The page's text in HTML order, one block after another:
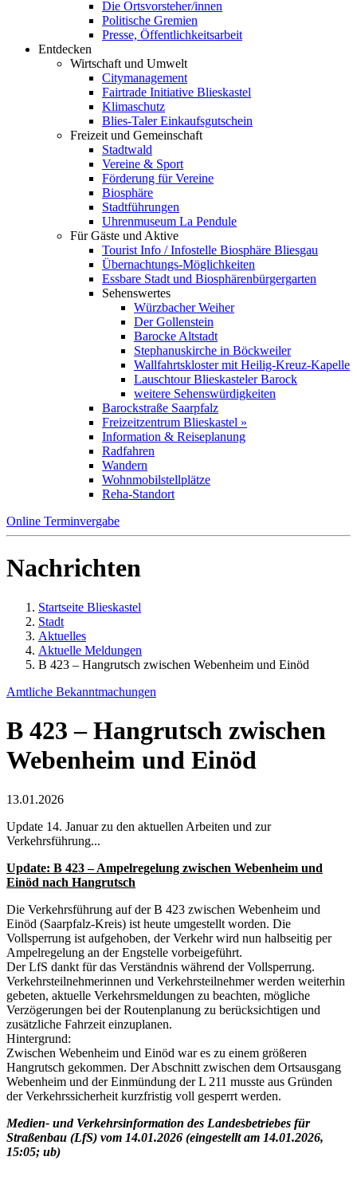
Die Ortsvorsteher/innen
Politische Gremien
Presse, Öffentlichkeitsarbeit
Entdecken
Wirtschaft und Umwelt
Citymanagement
Fairtrade Initiative Blieskastel
Klimaschutz
Blies-Taler Einkaufsgutschein
Freizeit und Gemeinschaft
Stadtwald
Vereine & Sport
Förderung für Vereine
Biosphäre
Stadtführungen
Uhrenmuseum La Pendule
Für Gäste und Aktive
Tourist Info / Infostelle Biosphäre Bliesgau
Übernachtungs-Möglichkeiten
Essbare Stadt und Biosphärenbürgergarten
Sehenswertes
Würzbacher Weiher
Der Gollenstein
Barocke Altstadt
Stephanuskirche in Böckweiler
Wallfahrtskloster mit Heilig-Kreuz-Kapelle
Lauschtour Blieskasteler Barock
weitere Sehenswürdigkeiten
Barockstraße Saarpfalz
Freizeitzentrum Blieskastel »
Information & Reiseplanung
Radfahren
Wandern
Wohnmobilstellplätze
Reha-Standort
Online Terminvergabe
Nachrichten
Startseite Blieskastel
Stadt
Aktuelles
Aktuelle Meldungen
B 423 – Hangrutsch zwischen Webenheim und Einöd
Amtliche Bekanntmachungen
B 423 – Hangrutsch zwischen
Webenheim und Einöd
13.01.2026
Update 14. Januar zu den aktuellen Arbeiten und zur
Verkehrsführung...
Update: B 423 – Ampelregelung zwischen Webenheim und
Einöd nach Hangrutsch
Die Verkehrsführung auf der B 423 zwischen Webenheim und
Einöd (Saarpfalz-Kreis) ist heute umgestellt worden. Die
Vollsperrung ist aufgehoben, der Verkehr wird nun halbseitig per
Ampelregelung an der Engstelle vorbeigeführt.
Der LfS dankt für das Verständnis während der Vollsperrung.
Verkehrsteilnehmerinnen und Verkehrsteilnehmer werden weiterhin
gebeten, aktuelle Verkehrsmeldungen zu beachten, mögliche
Verzögerungen bei der Routenplanung zu berücksichtigen und
zusätzliche Fahrzeit einzuplanen.
Hintergrund:
Zwischen Webenheim und Einöd war es zu einem größeren
Hangrutsch gekommen. Der Abschnitt zwischen dem Ortsausgang
Webenheim und der Einmündung der L 211 musste aus Gründen
der Verkehrssicherheit kurzfristig voll gesperrt werden.
Medien- und Verkehrsinformation des Landesbetriebes für
Straßenbau (LfS) vom 14.01.2026 (eingestellt am 14.01.2026,
15:05; ub)